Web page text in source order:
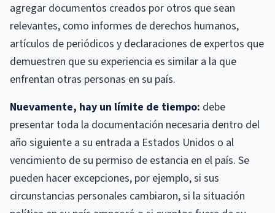
agregar documentos creados por otros que sean
relevantes, como informes de derechos humanos,
artículos de periódicos y declaraciones de expertos que
demuestren que su experiencia es similar a la que
enfrentan otras personas en su país.
Nuevamente, hay un límite de tiempo: debe
presentar toda la documentación necesaria dentro del
año siguiente a su entrada a Estados Unidos o al
vencimiento de su permiso de estancia en el país. Se
pueden hacer excepciones, por ejemplo, si sus
circunstancias personales cambiaron, si la situación